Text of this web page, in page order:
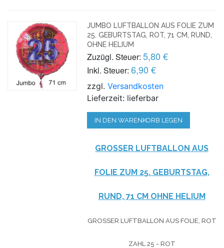
JUMBO LUFTBALLON AUS FOLIE ZUM
25. GEBURTSTAG, ROT, 71 CM, RUND,
OHNE HELIUM
Zuzügl. Steuer: 5,80 €
Inkl. Steuer: 6,90 €
zzgl.Versandkosten
Lieferzeit: lieferbar
IN DEN WARENKORB LEGEN
GROSSER LUFTBALLON AUS F
OLIE ZUM 25. GEBURTSTAG, R
UND, 71 CM OHNE HELIUM
GROSSER LUFTBALLON AUS FOLIE, ROT
ZAHL 25 - ROT